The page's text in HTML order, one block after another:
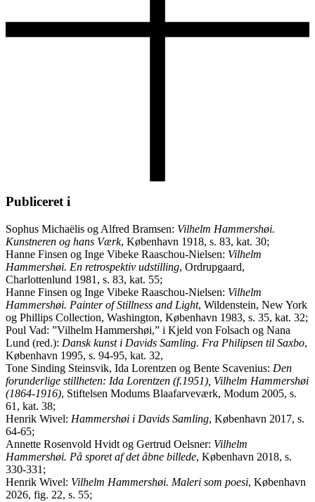
Publiceret i
Sophus Michaëlis og Alfred Bramsen: Vilhelm Hammershøi.
Kunstneren og hans Værk, København 1918, s. 83, kat. 30;
Hanne Finsen og Inge Vibeke Raaschou-Nielsen: Vilhelm
Hammershøi. En retrospektiv udstilling, Ordrupgaard,
Charlottenlund 1981, s. 83, kat. 55;
Hanne Finsen og Inge Vibeke Raaschou-Nielsen: Vilhelm
Hammershøi. Painter of Stillness and Light, Wildenstein, New York
og Phillips Collection, Washington, København 1983, s. 35, kat. 32;
Poul Vad: ”Vilhelm Hammershøi,” i Kjeld von Folsach og Nana
Lund (red.): Dansk kunst i Davids Samling. Fra Philipsen til Saxbo,
København 1995, s. 94-95, kat. 32,
Tone Sinding Steinsvik, Ida Lorentzen og Bente Scavenius: Den
forunderlige stillheten: Ida Lorentzen (f.1951), Vilhelm Hammershøi
(1864-1916), Stiftelsen Modums Blaafarveværk, Modum 2005, s.
61, kat. 38;
Henrik Wivel: Hammershøi i Davids Samling, København 2017, s.
64-65;
Annette Rosenvold Hvidt og Gertrud Oelsner: Vilhelm
Hammershøi. På sporet af det åbne billede, København 2018, s.
330-331;
Henrik Wivel: Vilhelm Hammershøi. Maleri som poesi, København
2026, fig. 22, s. 55;